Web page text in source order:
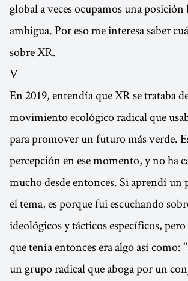
global a veces ocupamos una posición
ambigua. Por eso me interesa saber
sobre XR.
V
En 2019, entendía que XR se trataba
movimiento ecológico radical que
para promover un futuro más verde.
percepción en ese momento, y no ha
mucho desde entonces. Si aprendí un
el tema, es porque fui escuchando
ideológicos y tácticos específicos,
que tenía entonces era algo así como:
un grupo radical que aboga por un